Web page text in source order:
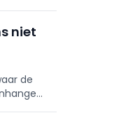
niet
de